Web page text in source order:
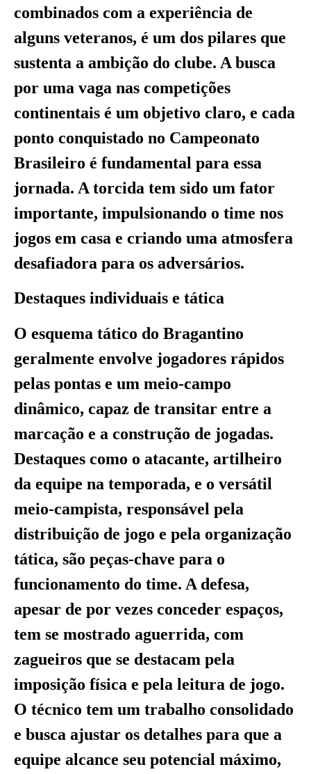
combinados com a experiência de
alguns veteranos, é um dos pilares que
sustenta a ambição do clube. A busca
por uma vaga nas competições
continentais é um objetivo claro, e cada
ponto conquistado no Campeonato
Brasileiro é fundamental para essa
jornada. A torcida tem sido um fator
importante, impulsionando o time nos
jogos em casa e criando uma atmosfera
desafiadora para os adversários.
Destaques individuais e tática
O esquema tático do Bragantino
geralmente envolve jogadores rápidos
pelas pontas e um meio-campo
dinâmico, capaz de transitar entre a
marcação e a construção de jogadas.
Destaques como o atacante, artilheiro
da equipe na temporada, e o versátil
meio-campista, responsável pela
distribuição de jogo e pela organização
tática, são peças-chave para o
funcionamento do time. A defesa,
apesar de por vezes conceder espaços,
tem se mostrado aguerrida, com
zagueiros que se destacam pela
imposição física e pela leitura de jogo.
O técnico tem um trabalho consolidado
e busca ajustar os detalhes para que a
equipe alcance seu potencial máximo,